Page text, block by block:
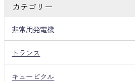
カテゴリー
非常用発電機
トランス
キュービクル